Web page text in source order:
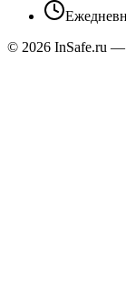
© 2026 InSafe.ru —